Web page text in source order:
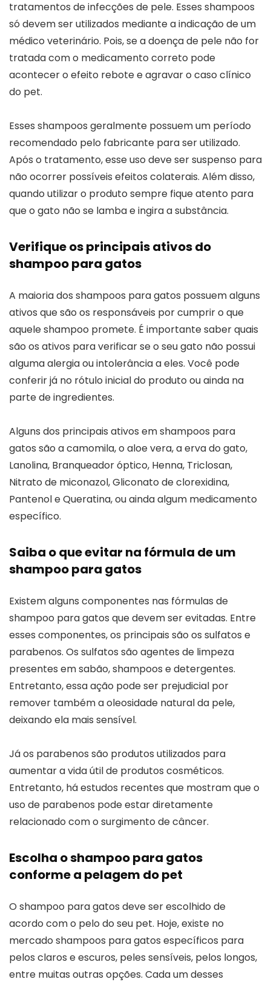
tratamentos de infecções de pele. Esses shampoos
só devem ser utilizados mediante a indicação de um
médico veterinário. Pois, se a doença de pele não for
tratada com o medicamento correto pode
acontecer o efeito rebote e agravar o caso clínico
do pet.
Esses shampoos geralmente possuem um período
recomendado pelo fabricante para ser utilizado.
Após o tratamento, esse uso deve ser suspenso para
não ocorrer possíveis efeitos colaterais. Além disso,
quando utilizar o produto sempre fique atento para
que o gato não se lamba e ingira a substância.
Verifique os principais ativos do
shampoo para gatos
A maioria dos shampoos para gatos possuem alguns
ativos que são os responsáveis por cumprir o que
aquele shampoo promete. É importante saber quais
são os ativos para verificar se o seu gato não possui
alguma alergia ou intolerância a eles. Você pode
conferir já no rótulo inicial do produto ou ainda na
parte de ingredientes.
Alguns dos principais ativos em shampoos para
gatos são a camomila, o aloe vera, a erva do gato,
Lanolina, Branqueador óptico, Henna, Triclosan,
Nitrato de miconazol, Gliconato de clorexidina,
Pantenol e Queratina, ou ainda algum medicamento
específico.
Saiba o que evitar na fórmula de um
shampoo para gatos
Existem alguns componentes nas fórmulas de
shampoo para gatos que devem ser evitadas. Entre
esses componentes, os principais são os sulfatos e
parabenos. Os sulfatos são agentes de limpeza
presentes em sabão, shampoos e detergentes.
Entretanto, essa ação pode ser prejudicial por
remover também a oleosidade natural da pele,
deixando ela mais sensível.
Já os parabenos são produtos utilizados para
aumentar a vida útil de produtos cosméticos.
Entretanto, há estudos recentes que mostram que o
uso de parabenos pode estar diretamente
relacionado com o surgimento de câncer.
Escolha o shampoo para gatos
conforme a pelagem do pet
O shampoo para gatos deve ser escolhido de
acordo com o pelo do seu pet. Hoje, existe no
mercado shampoos para gatos específicos para
pelos claros e escuros, peles sensíveis, pelos longos,
entre muitas outras opções. Cada um desses